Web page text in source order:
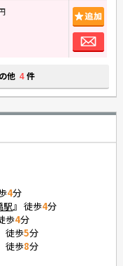
追
お
他 4 件
4分
駅 』 徒歩4分
歩4分
徒歩5分
徒歩8分